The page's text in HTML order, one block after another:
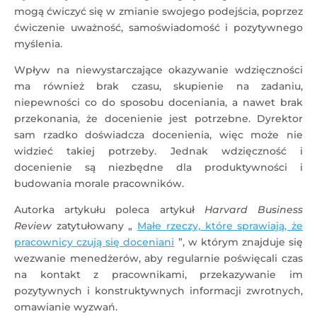
mogą ćwiczyć się w zmianie swojego podejścia, poprzez
ćwiczenie uważność, samoświadomość i pozytywnego
myślenia.
Wpływ na niewystarczające okazywanie wdzięczności
ma również brak czasu, skupienie na zadaniu,
niepewności co do sposobu doceniania, a nawet brak
przekonania, że docenienie jest potrzebne. Dyrektor
sam rzadko doświadcza docenienia, więc może nie
widzieć takiej potrzeby. Jednak wdzięczność i
docenienie są niezbędne dla produktywności i
budowania morale pracowników.
Autorka artykułu poleca artykuł Harvard Business
Review zatytułowany „ Małe rzeczy, które sprawiają, że
pracownicy czują się doceniani ”, w którym znajduje się
wezwanie menedżerów, aby regularnie poświęcali czas
na kontakt z pracownikami, przekazywanie im
pozytywnych i konstruktywnych informacji zwrotnych,
omawianie wyzwań.